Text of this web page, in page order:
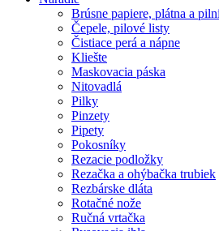
Brúsne papiere, plátna a
Čepele, pilové listy
Čistiace perá a nápne
Kliešte
Maskovacia páska
Nitovadlá
Pilky
Pinzety
Pipety
Pokosníky
Rezacie podložky
Rezačka a ohýbačka trubiek
Rezbárske dláta
Rotačné nože
Ručná vrtačka